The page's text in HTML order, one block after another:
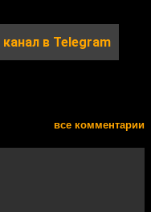
канал в Telegram
все комментарии